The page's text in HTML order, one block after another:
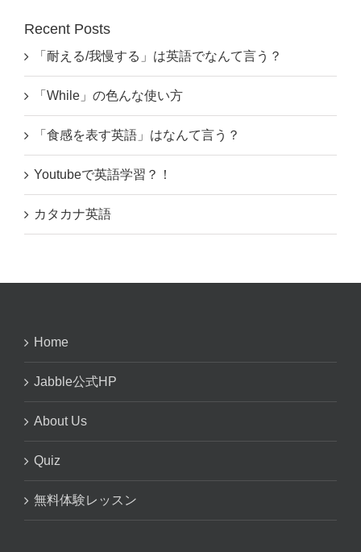
Recent Posts
「耐える/我慢する」は英語でなんて言う？
「While」の色んな使い方
「食感を表す英語」はなんて言う？
Youtubeで英語学習？！
カタカナ英語
Home
Jabble公式HP
About Us
Quiz
無料体験レッスン